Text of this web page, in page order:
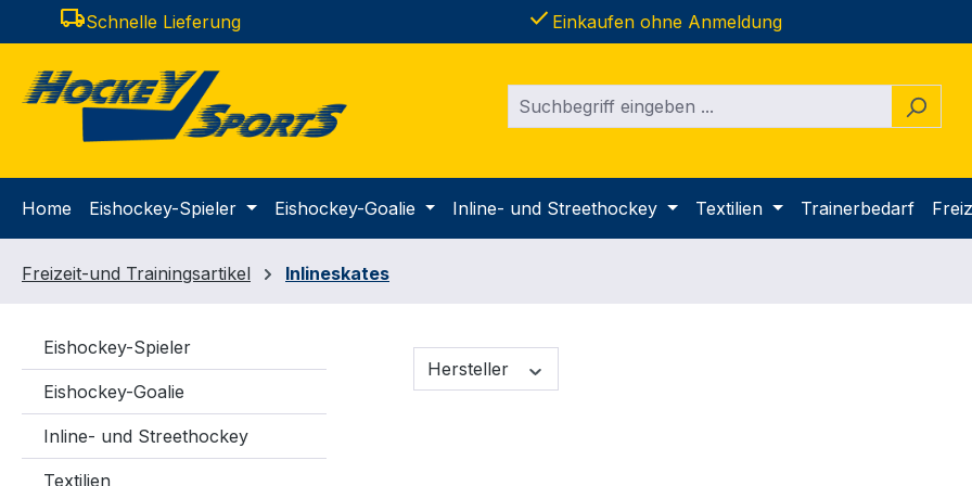
Hauptinhalt springen
Zur Suche springen
Zur Hauptnavigation springen
local_shippingSchnelle Lieferung done Einkaufen ohne Anmeldung
Home Eishockey-Spieler Eishockey-Goalie Inline- und Streethockey Textilien Trainerbedarf
Freizeit-und Trainingsartikel Inlineskates
Eishockey-Spieler
Eishockey-Goalie
Inline- und Streethockey
Textilien
Hersteller